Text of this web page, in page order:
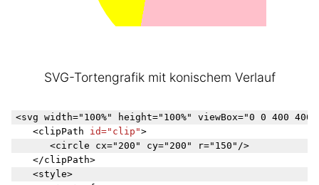
SVG-Tortengrafik mit konischem Verlauf
<svg width="100%" height="100%" viewBox="0 0 400
	<clipPath
id="clip">